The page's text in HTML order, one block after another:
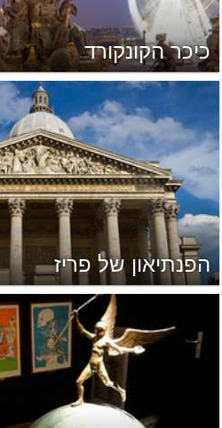
כיכר הקונקורד
הפנתיאון של פריז